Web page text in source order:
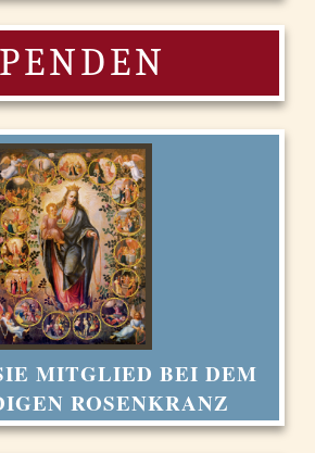
MITGLIED BEI DEM
ROSENKRANZ